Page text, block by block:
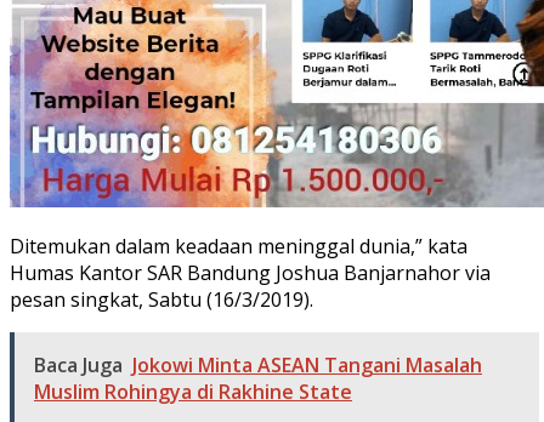
Ditemukan dalam keadaan meninggal dunia,” kata
Humas Kantor SAR Bandung Joshua Banjarnahor via
pesan singkat, Sabtu (16/3/2019).
Baca Juga Jokowi Minta ASEAN Tangani Masalah
Muslim Rohingya di Rakhine State